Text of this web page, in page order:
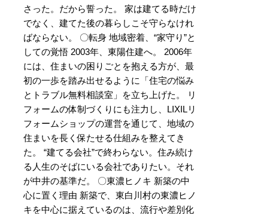
さった。だから誓った。 家は建てる時だけ
でなく、建てた後の暮らしこそ守らなけれ
ばならない。 〇転身 地域密着、“家守り”と
しての覚悟 2003年、東陽住建へ。 2006年
には、住まいの困りごとを抱える方が、最
初の一歩を踏み出せるように「住宅の悩み
とトラブル無料相談室」を立ち上げた。 リ
フォームの体制づくりにも注力し、LIXILリ
フォームショップの運営を通じて、地域の
住まいを長く保たせる仕組みを整えてき
た。 “建てる会社”で終わらない。住み続け
る人生のそばにいる会社でありたい。それ
が中井の基準だ。 〇東濃ヒノキ 新築の中
心に置く理由 新築で、東白川村の東濃ヒノ
キを中心に据えているのは、流行や差別化